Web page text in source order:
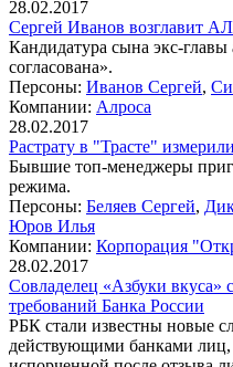
28.02.2017
Сергей Иванов возглавит
Кандидатура сына экс-
согласована».
Персоны: Иванов Сергей,
Компании: Алроса
28.02.2017
Растрату в "Трасте"
Бывшие топ-менеджеры
режима.
Персоны: Беляев Сергей,
Юров Илья
Компании: Корпорация
28.02.2017
Совладелец «Азбуки вкуса»
требований Банка России
РБК стали известны новые
действующими банками лиц,